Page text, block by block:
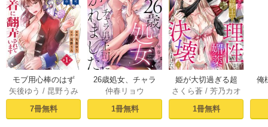
モブ用心棒のはず
ですが、年下帝国
外交官（アイド
ル）様の執着（溺
矢後ゆう / 昆野うみ
7冊無料
26歳処女、チャラ
男上司に抱かれま
した【電子単行本
版おまけ付き】 1巻
仲春リョウ
1冊無料
姫が大切過ぎる超
堅物騎士の理性
が、媚薬で決壊し
ました。 1巻
さくら蒼/ 芳乃カオ
1冊無料
俺